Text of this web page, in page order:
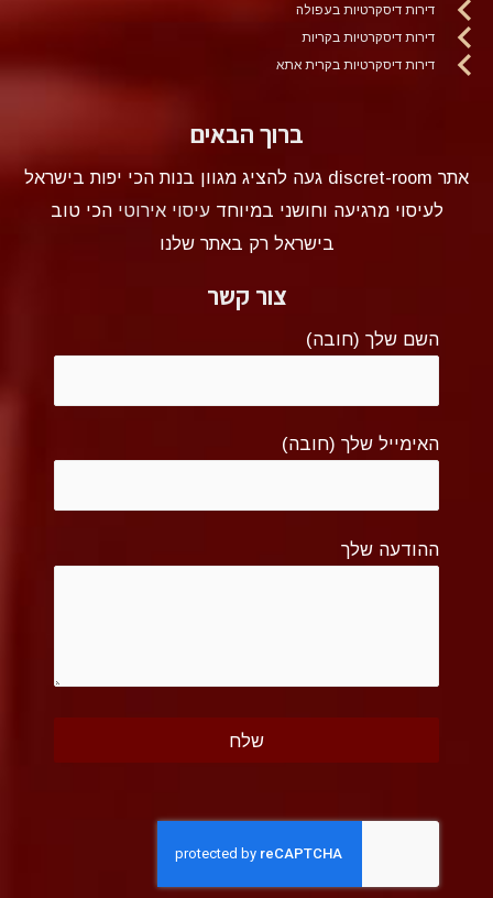
דירות דיסקרטיות בעפולה
דירות דיסקרטיות בקריות
דירות דיסקרטיות בקרית אתא
ברוך הבאים
אתר discret-room געה להציג מגוון בנות הכי יפות בישראל
לעיסוי מרגיעה וחושני במיוחדעיסוי אירוטי הכי טוב
בישראל רק באתר שלנו
צור קשר
השם שלך (חובה)
האימייל שלך (חובה)
ההודעה שלך